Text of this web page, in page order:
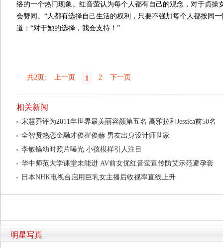
络的一个热门现象。红音萤认为每个人都有自己的观念，对于贞操
会赞同。“人都有选择自己生活的权利，只要不强加每个人都按同
道：“对于她的选择，我会支持！”
共2页: 上一页 1 2 下一页
相关新闻
宋慧乔评为2011年世界最美丽容颜第五名 高雅拉和Jessica前50名
全智贤热恋金融才俊崔俊赫 男友出身设计师世家
李敏镐幼时照片曝光 小孩模样引人注目
华中师范大学课堂未能进 AV前女优红音萤宣传防艾示范避孕套
日本NHK电视台启用巨乳女主播后收视率直线上升
明星写真